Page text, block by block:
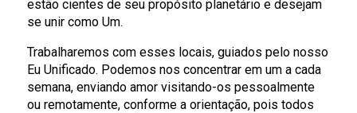
estão cientes de seu propósito planetário e desejam
se unir como Um.
Trabalharemos com esses locais, guiados pelo nosso
Eu Unificado. Podemos nos concentrar em um a cada
semana, enviando amor visitando-os pessoalmente
ou remotamente, conforme a orientação, pois todos